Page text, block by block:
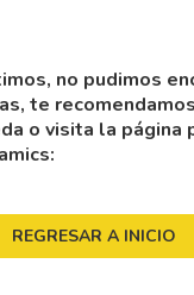
no pudimos
te
o visita la página
REGRESAR A INICIO